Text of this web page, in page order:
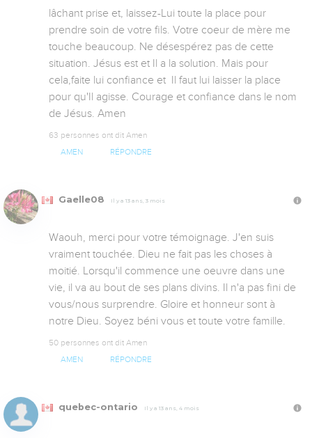
lâchant prise et, laissez-Lui toute la place pour
prendre soin de votre fils. Votre coeur de mère me
touche beaucoup. Ne désespérez pas de cette
situation. Jésus est et Il a la solution. Mais pour
cela,faite lui confiance et  Il faut lui laisser la place
pour qu'Il agisse. Courage et confiance dans le nom
de Jésus. Amen
63 personnes ont dit Amen
AMEN RÉPONDRE
Gaelle08 Il y a 13 ans, 3 mois
Waouh, merci pour votre témoignage. J'en suis
vraiment touchée. Dieu ne fait pas les choses à
moitié. Lorsqu'il commence une oeuvre dans une
vie, il va au bout de ses plans divins. Il n'a pas fini de
vous/nous surprendre. Gloire et honneur sont à
notre Dieu. Soyez béni vous et toute votre famille.
50 personnes ont dit Amen
AMEN RÉPONDRE
quebec-ontario Il y a 13 ans, 4 mois